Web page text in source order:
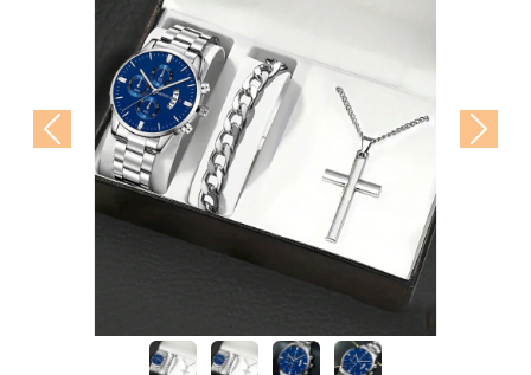
Previous Next